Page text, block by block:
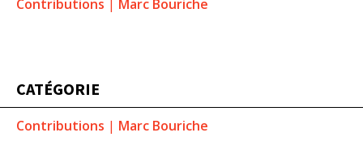
Contributions | Marc Bouriche
CATÉGORIE
Contributions | Marc Bouriche